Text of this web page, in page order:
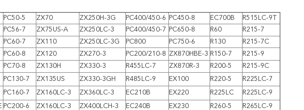
PC50-5 ZX70 ZX250H-3G PC400/450-6 PC450-8 EC700B
R515LC-9T
PC56-7 ZX75US-A ZX250LC-3 PC400/450-7 PC650-8 R60
R215-7
PC60-7 ZX110 ZX250LC-3G PC800 PC750-6 R130
R215-7C
PC60-8 ZX120 ZX270-3 PC200/210-8 ZX870HBE-3 R150-7
R215-9
PC70-8 ZX130H ZX330-3 R455LC-7 ZX870R-3 R200-5
R215-9C
PC130-7 ZX135US ZX330-3GH R485LC-9 EX100 R220-5
R225LC-7
PC160-7 ZX160LC-3 ZX360LC-3 EC210B EX220 R225LC
R225LC-9
PC200-6 ZX160LC-3 ZX400LCH-3 EC240B EX230 R260-5 R265LC-9